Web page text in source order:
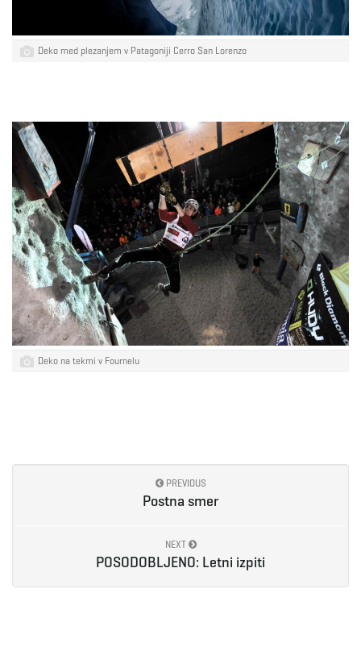
Deko med plezanjem v Patagoniji Cerro San Lorenzo
Deko na tekmi v Fournelu
PREVIOUS
Postna smer
NEXT
POSODOBLJENO: Letni izpiti